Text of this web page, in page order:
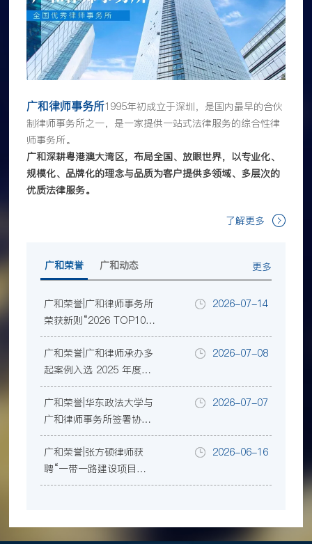
广和律师事务所1995年初成立于深圳，是国内最早的合伙
制律师事务所之一，是一家提供一站式法律服务的综合性律
师事务所。
广和深耕粤港澳大湾区，布局全国、放眼世界，以专业化、
规模化、品牌化的理念与品质为客户提供多领域、多层次的
优质法律服务。
了解更多
广和荣誉 广和动态 更多
广和荣誉|广和律师事务所
荣获新则“2026 TOP100
规模律所榜”等三项行业
大奖
2026-07-14
广和荣誉|广和律师承办多
起案例入选 2025 年度深
圳律师业务参考案例
2026-07-08
广和荣誉|华东政法大学与
广和律师事务所签署协
议，共建涉外法治人才协
同培养暨教学实践基地
2026-07-07
广和荣誉|张方硕律师获
聘“一带一路建设项目争
议评审中心”首批首席争
2026-06-16